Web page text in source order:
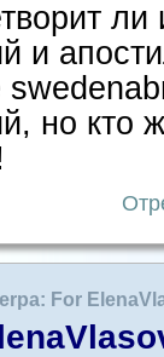
и
но кто
For